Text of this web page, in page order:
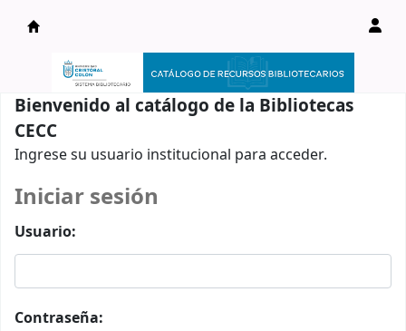
Catálogo en línea
Bienvenido al catálogo de la Bibliotecas
CECC
Ingrese su usuario institucional para acceder.
Iniciar sesión
Usuario:
Contraseña: